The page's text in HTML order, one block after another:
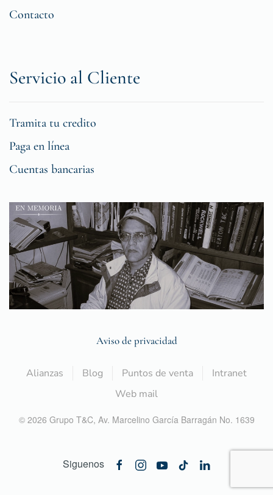
Contacto
Servicio al Cliente
Tramita tu credito
Paga en línea
Cuentas bancarias
Aviso de privacidad
Alianzas Blog Puntos de venta
Intranet
Web mail
© 2026 Grupo T&C, Av. Marcelino García Barragán No. 1639
Siguenos